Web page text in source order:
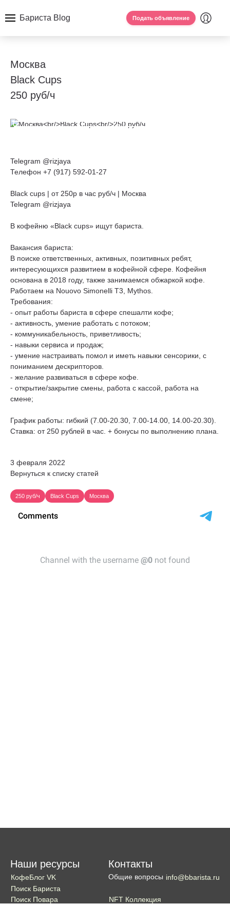
Бариста Blog Подать объявление
Москва
Black Cups
250 руб/ч
Telegram @rizjaya
Телефон +7 (917) 592-01-27
Black cups | от 250р в час руб/ч | Москва
Telegram @rizjaya
В кофейню «Black cups» ищут бариста.
Вакансия бариста:
В поиске ответственных, активных, позитивных ребят,
интересующихся развитием в кофейной сфере. Кофейня
основана в 2018 году, также занимаемся обжаркой кофе.
Работаем на Nouovo Simonelli T3, Mythos.
Требования:
- опыт работы бариста в сфере спешалти кофе;
- активность, умение работать с потоком;
- коммуникабельность, приветливость;
- навыки сервиса и продаж;
- умение настраивать помол и иметь навыки сенсорики, с
пониманием дескрипторов.
- желание развиваться в сфере кофе.
⁃ открытие/закрытие смены, работа с кассой, работа на
смене;
График работы: гибкий (7.00-20.30, 7.00-14.00, 14.00-20.30).
Ставка: от 250 рублей в час. + бонусы по выполнению плана.
3 февраля 2022
Вернуться к списку статей
250 руб/ч Black Cups Москва
Наши ресурсы
КофеБлог VK
Поиск Бариста
Поиск Повара
Контакты
Общие вопросы info@bbarista.ru
NFT Коллекция